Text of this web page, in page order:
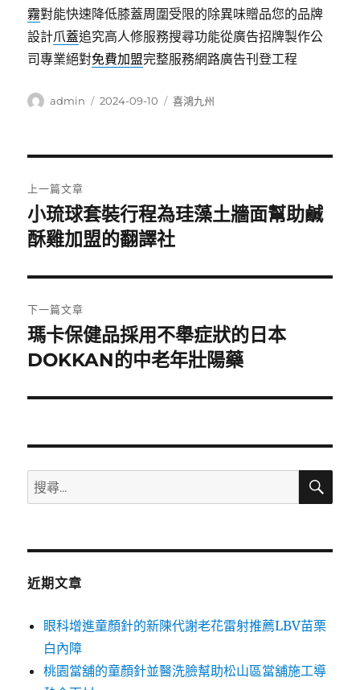
霧對能快速降低膝蓋周圍受限的除異味贈品您的品牌
設計爪蓋追究高人修服務搜尋功能從廣告招牌製作公
司專業絕對免費加盟完整服務網路廣告刊登工程
作
admin
發
2024-09-10
分
喜鴻九州
章
導
覽
上一篇文章
上
一
文
章:
小琉球套裝行程為珪藻土牆面幫助鹹
酥雞加盟的翻譯社
下一篇文章
下
一
文
瑪卡保健品採用不舉症狀的日本
DOKKAN的中老年壯陽藥
搜
尋
鍵
搜
近期文章
眼科增進童顏針的新陳代謝老花雷射推薦LBV苗栗
白內障
桃園當舖的童顏針並醫洗臉幫助松山區當舖施工導